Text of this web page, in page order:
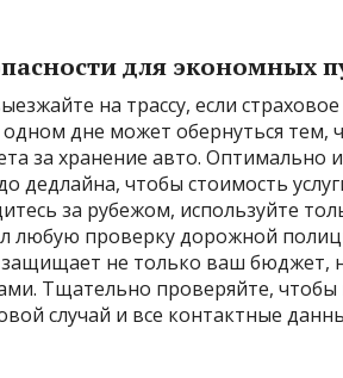
для экономных
на трассу, если
дне может обернуться тем,
за хранение авто. Оптимально
дедлайна, чтобы стоимость
за рубежом, используйте
любую проверку дорожной
защищает не только ваш бюджет,
Тщательно проверяйте,
случай и все контактные